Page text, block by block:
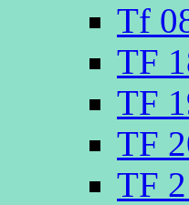
Tf
TF
TF
TF
TF